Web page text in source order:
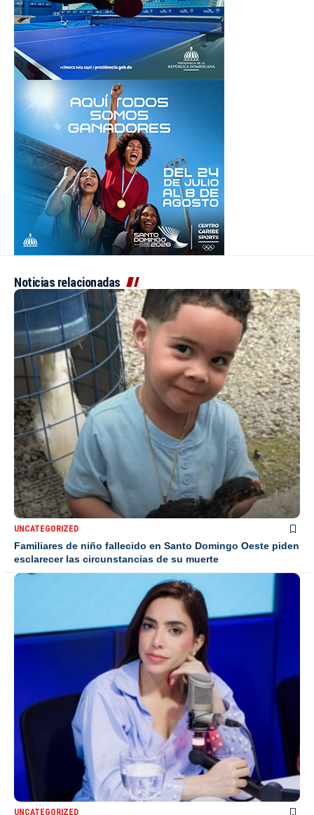
Noticias relacionadas
UNCATEGORIZED
Familiares de niño fallecido en Santo Domingo Oeste piden
esclarecer las circunstancias de su muerte
UNCATEGORIZED